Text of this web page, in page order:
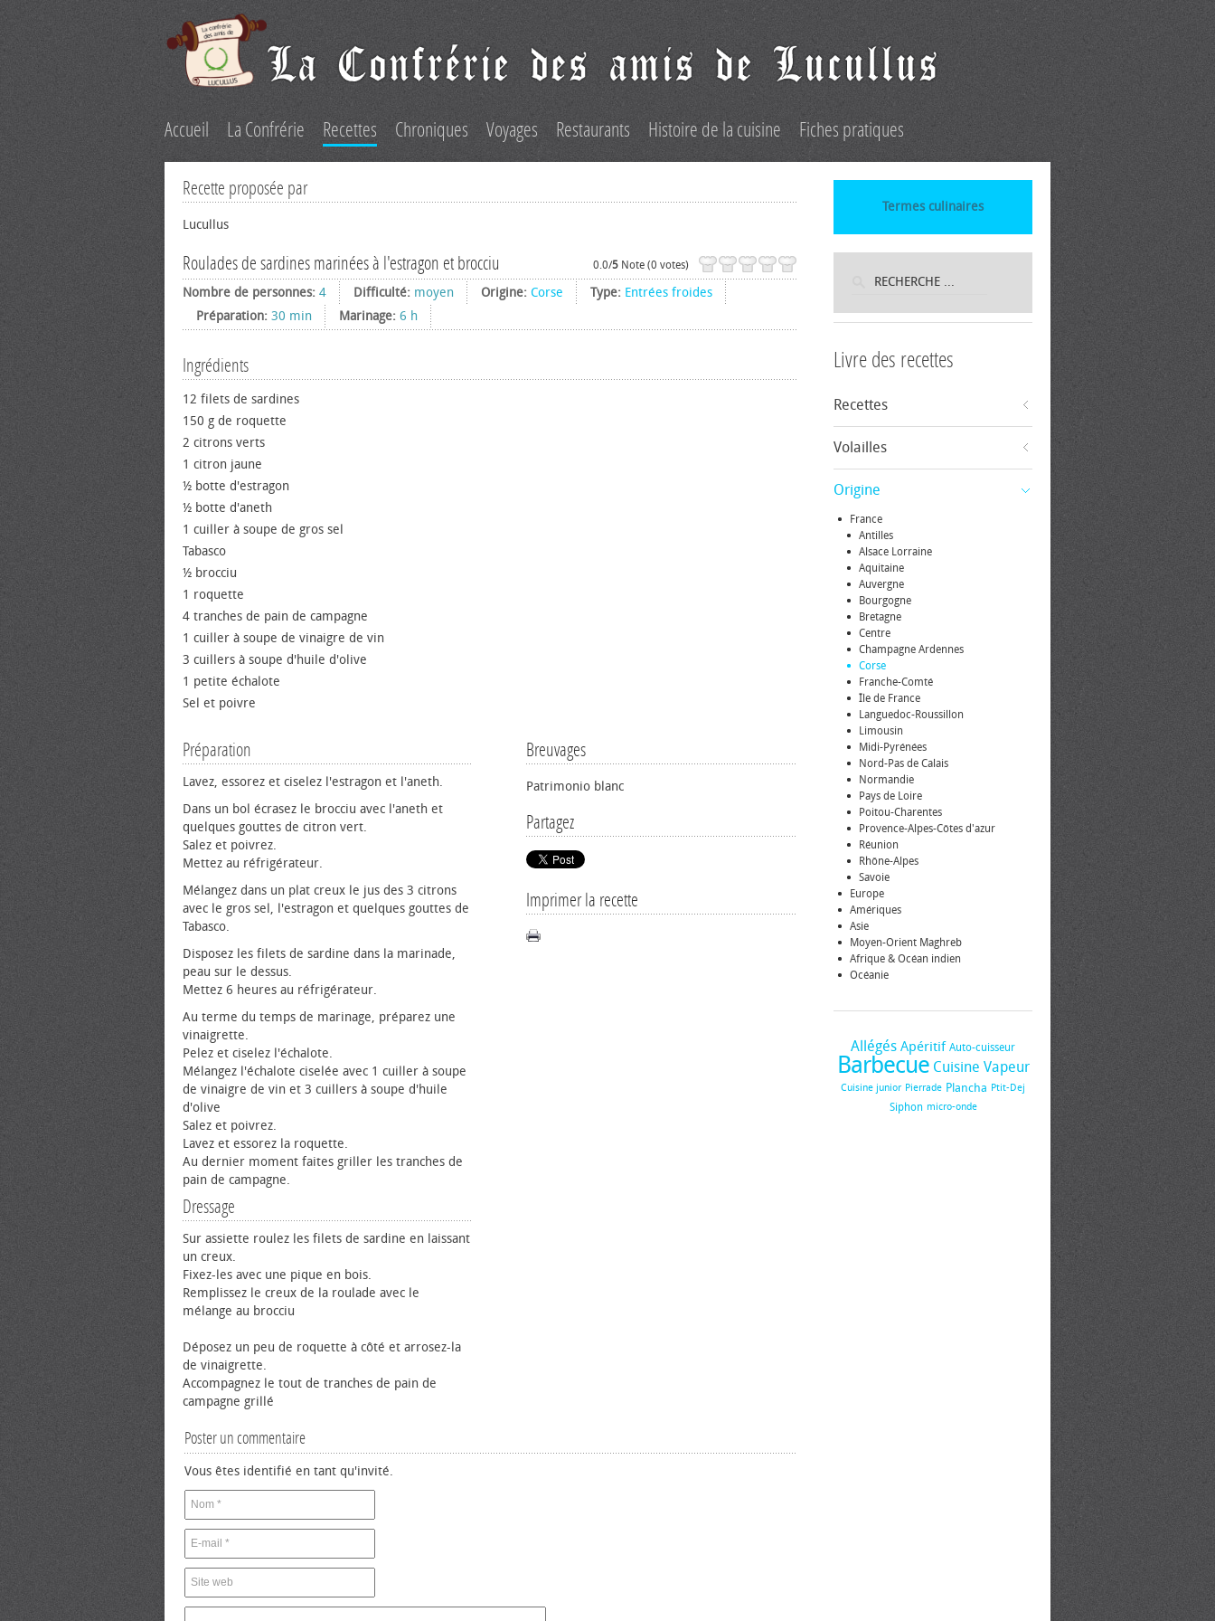
Accueil La Confrérie Recettes Chroniques Voyages Restaurants Histoire de la cuisine Fiches pratiques
Recette proposée par
Lucullus
Roulades de sardines marinées à l'estragon et brocciu 0.0/5 Note (0 votes)
Nombre de personnes: 4 Difficulté: moyen Origine: Corse Type: Entrées froides
Préparation: 30 min Marinage: 6 h
Ingrédients
12 filets de sardines
150 g de roquette
2 citrons verts
1 citron jaune
½ botte d'estragon
½ botte d'aneth
1 cuiller à soupe de gros sel
Tabasco
½ brocciu
1 roquette
4 tranches de pain de campagne
1 cuiller à soupe de vinaigre de vin
3 cuillers à soupe d'huile d'olive
1 petite échalote
Sel et poivre
Breuvages
Patrimonio blanc
Partagez
Imprimer la recette
Préparation
Lavez, essorez et ciselez l'estragon et l'aneth.
Dans un bol écrasez le brocciu avec l'aneth et
quelques gouttes de citron vert.
Salez et poivrez.
Mettez au réfrigérateur.
Mélangez dans un plat creux le jus des 3 citrons
avec le gros sel, l'estragon et quelques gouttes de
Tabasco.
Disposez les filets de sardine dans la marinade,
peau sur le dessus.
Mettez 6 heures au réfrigérateur.
Au terme du temps de marinage, préparez une
vinaigrette.
Pelez et ciselez l'échalote.
Mélangez l'échalote ciselée avec 1 cuiller à soupe
de vinaigre de vin et 3 cuillers à soupe d'huile
d'olive
Salez et poivrez.
Lavez et essorez la roquette.
Au dernier moment faites griller les tranches de
pain de campagne.
Dressage
Sur assiette roulez les filets de sardine en laissant
un creux.
Fixez-les avec une pique en bois.
Remplissez le creux de la roulade avec le
mélange au brocciu
Déposez un peu de roquette à côté et arrosez-la
de vinaigrette.
Accompagnez le tout de tranches de pain de
campagne grillé
Poster un commentaire
Vous êtes identifié en tant qu'invité.
Termes culinaires
Livre des recettes
Recettes
Volailles
Origine
France
Antilles
Alsace Lorraine
Aquitaine
Auvergne
Bourgogne
Bretagne
Centre
Champagne Ardennes
Corse
Franche-Comté
Île de France
Languedoc-Roussillon
Limousin
Midi-Pyrénées
Nord-Pas de Calais
Normandie
Pays de Loire
Poitou-Charentes
Provence-Alpes-Côtes d'azur
Réunion
Rhône-Alpes
Savoie
Europe
Amériques
Asie
Moyen-Orient Maghreb
Afrique & Océan indien
Océanie
Allégés Apéritif Auto-cuisseur
Barbecue Cuisine Vapeur
Cuisine junior Pierrade Plancha Ptit-Dej
Siphon micro-onde